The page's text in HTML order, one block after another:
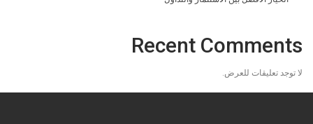
Recent Comments
لا توجد تعليقات للعرض.